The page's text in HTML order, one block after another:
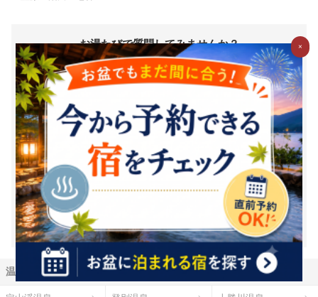
お湯たびで質問してみませんか？
お湯たびは、みんなが選んだホテルを検索できるホテル予約サイ
トです。質問/回答機能で相互アドバイスをすれば、マイル・電子
マネーに交換できるＧポイント(1Ｇポイント＝1円相当)がどんど
んたまる！
新規登録（無料）はこちら
※1Ｇ＝1円相当は、Ｇポイントの価値の目安となります。ポイント
交換時には、原則として交換手数料が発生します。（一部の交換パ
ートナーを除く）また、交換レートや最低交換数量がパートナーご
とに設定されているため、実質的には1円相当を下回ります。（一部
下回らない場合もございます）詳細は各パートナー毎の交換詳細ペ
ージをご確認ください。
温泉地から探す
×